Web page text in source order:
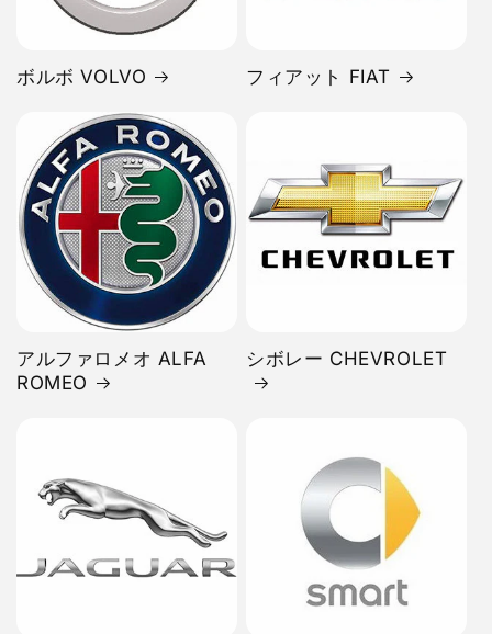
ボルボ VOLVO フィアット FIAT
アルファロメオ ALFA
ROMEO
シボレー CHEVROLET